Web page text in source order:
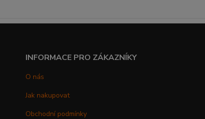
INFORMACE PRO ZÁKAZNÍKY
O nás
Jak nakupovat
Obchodní podmínky